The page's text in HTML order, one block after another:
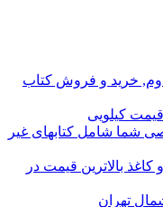
خرید و فروش کتاب
قیمت کیلویی
شما شامل کتابهای غیر
بالاترین قیمت در
تهران